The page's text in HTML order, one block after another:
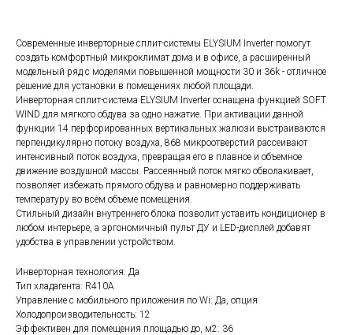
Современные инверторные сплит-системы ELYSIUM Inverter помогут
создать комфортный микроклимат дома и в офисе, а расширенный
модельный ряд с моделями повышенной мощности 30 и 36k - отличное
решение для установки в помещениях любой площади.
Инверторная сплит-система ELYSIUM Inverter оснащена функцией SOFT
WIND для мягкого обдува за одно нажатие. При активации данной
функции 14 перфорированных вертикальных жалюзи выстраиваются
перпендикулярно потоку воздуха, 868 микроотверстий рассеивают
интенсивный поток воздуха, превращая его в плавное и объемное
движение воздушной массы. Рассеянный поток мягко обволакивает,
позволяет избежать прямого обдува и равномерно поддерживать
температуру во всём объеме помещения.
Стильный дизайн внутреннего блока позволит уставить кондиционер в
любом интерьере, а эргономичный пульт ДУ и LED-дисплей добавят
удобства в управлении устройством.
Инверторная технология: Да
Тип хладагента: R410А
Управление c мобильного приложения по Wi: Да, опция
Холодопроизводительность: 12
Эффективен для помещения площадью до, м2: 36